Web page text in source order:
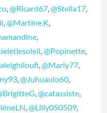
,@Ricard67,@Stella17,
,@Martine.K,
,
,@Popinette,
,@Marly77,
,@Juhuaulo60,
,@catassiste,
,@Lilly050509,